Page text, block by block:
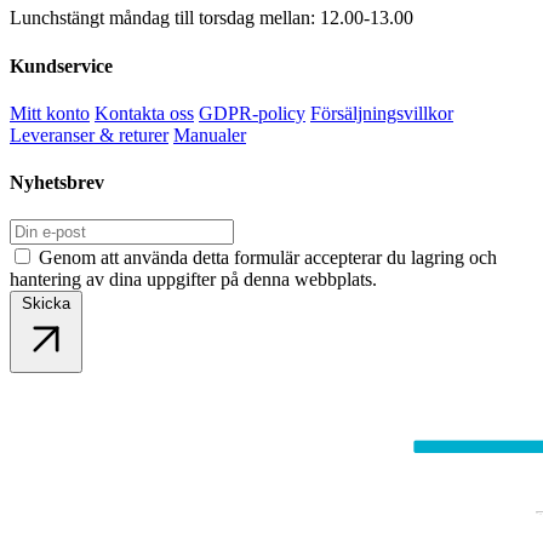
Lunchstängt måndag till torsdag mellan: 12.00-13.00
Kundservice
Mitt konto Kontakta oss GDPR-policy Försäljningsvillkor
Leveranser & returer Manualer
Nyhetsbrev
Genom att använda detta formulär accepterar du lagring och
hantering av dina uppgifter på denna webbplats.
Skicka